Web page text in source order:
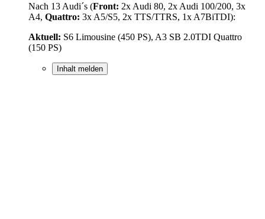
Nach 13 Audi´s (Front: 2x Audi 80, 2x Audi 100/200, 3x
A4, Quattro: 3x A5/S5, 2x TTS/TTRS, 1x A7BiTDI):
Aktuell: S6 Limousine (450 PS), A3 SB 2.0TDI Quattro
(150 PS)
Inhalt melden